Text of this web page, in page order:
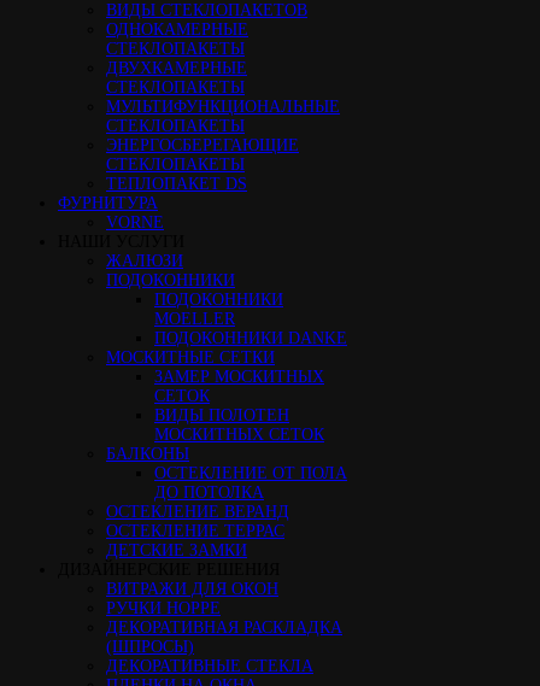
ВИДЫ СТЕКЛОПАКЕТОВ
ОДНОКАМЕРНЫЕ
СТЕКЛОПАКЕТЫ
ДВУХКАМЕРНЫЕ
СТЕКЛОПАКЕТЫ
МУЛЬТИФУНКЦИОНАЛЬНЫЕ
СТЕКЛОПАКЕТЫ
ЭНЕРГОСБЕРЕГАЮЩИЕ
СТЕКЛОПАКЕТЫ
ТЕПЛОПАКЕТ DS
ФУРНИТУРА
VORNE
ЖАЛЮЗИ
ПОДОКОННИКИ
ПОДОКОННИКИ
MOELLER
ПОДОКОННИКИ DANKE
МОСКИТНЫЕ СЕТКИ
ЗАМЕР МОСКИТНЫХ
СЕТОК
ВИДЫ ПОЛОТЕН
МОСКИТНЫХ СЕТОК
БАЛКОНЫ
ОСТЕКЛЕНИЕ ОТ ПОЛА
ДО ПОТОЛКА
ОСТЕКЛЕНИЕ ВЕРАНД
ОСТЕКЛЕНИЕ ТЕРРАС
ДЕТСКИЕ ЗАМКИ
ВИТРАЖИ ДЛЯ ОКОН
РУЧКИ HOPPE
ДЕКОРАТИВНАЯ РАСКЛАДКА
(ШПРОСЫ)
ДЕКОРАТИВНЫЕ СТЕКЛА